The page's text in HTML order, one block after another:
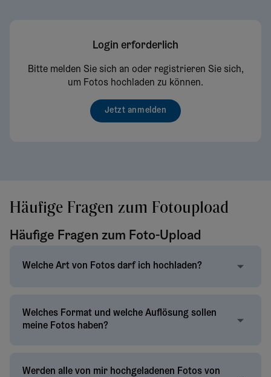
Login erforderlich
Bitte melden Sie sich an oder registrieren Sie sich,
um Fotos hochladen zu können.
Jetzt anmelden
Häufige Fragen zum Fotoupload
Häufige Fragen zum Foto-Upload
Welche Art von Fotos darf ich hochladen?
Welches Format und welche Auflösung sollen
meine Fotos haben?
Werden alle von mir hochgeladenen Fotos von